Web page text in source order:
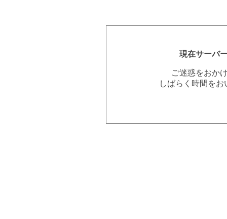
現在サーバ
ご迷惑をおか
しばらく時間を